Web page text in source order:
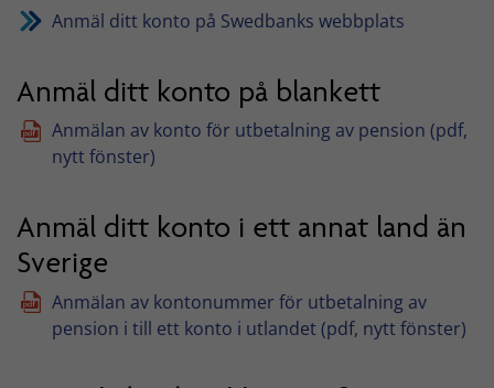
Anmäl ditt konto på Swedbanks webbplats
Anmäl ditt konto på blankett
Anmälan av konto för utbetalning av pension (pdf,
nytt fönster)
Anmäl ditt konto i ett annat land än
Sverige
Anmälan av kontonummer för utbetalning av
pension i till ett konto i utlandet (pdf, nytt fönster)